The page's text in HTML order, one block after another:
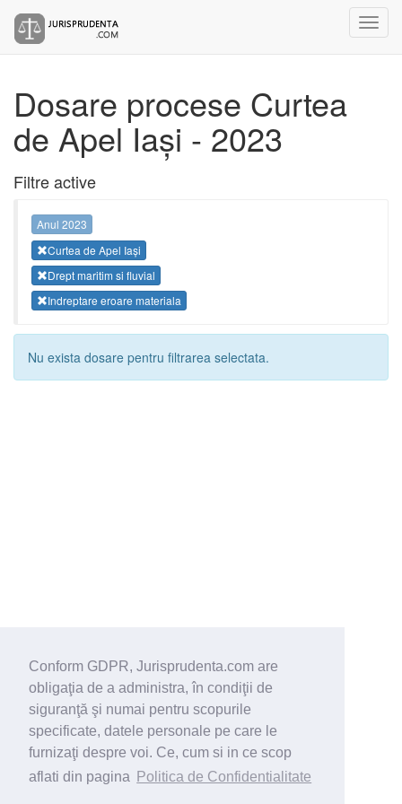
Conform GDPR, Jurisprudenta.com are
obligaţia de a administra, în condiţii de
siguranţă şi numai pentru scopurile
specificate, datele personale pe care le
furnizaţi despre voi. Ce, cum si in ce scop
aflati din pagina
Politica de Confidentialitate
Dosare procese Curtea
de Apel Iași - 2023
Filtre active
Anul 2023
Curtea de Apel Iași
Drept maritim si fluvial
Indreptare eroare materiala
Nu exista dosare pentru filtrarea selectata.